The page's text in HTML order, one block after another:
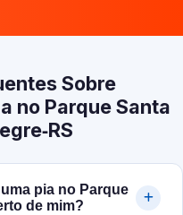
Sobre
no Parque Santa
pia no Parque
de mim?